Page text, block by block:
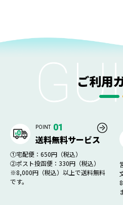
ご利用
POINT 01
送料無料サービス
①宅配便：650円（税込）
②ポスト投函便：330円（税込）
※8,000円（税込）以上で送料無料
です。